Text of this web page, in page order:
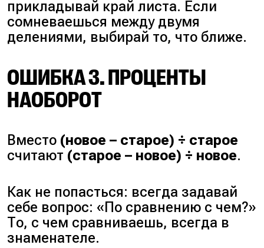
прикладывай край листа. Если
сомневаешься между двумя
делениями, выбирай то, что ближе.
ОШИБКА 3. ПРОЦЕНТЫ
НАОБОРОТ
Вместо (новое – старое) ÷ старое
считают (старое – новое) ÷ новое.
Как не попасться: всегда задавай
себе вопрос: «По сравнению с чем?»
То, с чем сравниваешь, всегда в
знаменателе.